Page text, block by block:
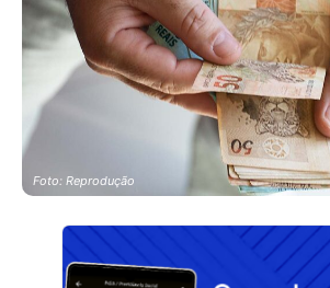
Foto: Reprodução